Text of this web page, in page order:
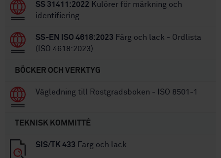
SS 31411:2022 Kulörer för märkning och
identifiering
SS-EN ISO 4618:2023 Färg och lack - Ordlista
(ISO 4618:2023)
BÖCKER OCH VERKTYG
Vägledning till Rostgradsboken - ISO 8501-1
TEKNISK KOMMITTÉ
SIS/TK 433 Färg och lack